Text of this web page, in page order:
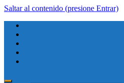
Saltar al contenido (presione Entrar)